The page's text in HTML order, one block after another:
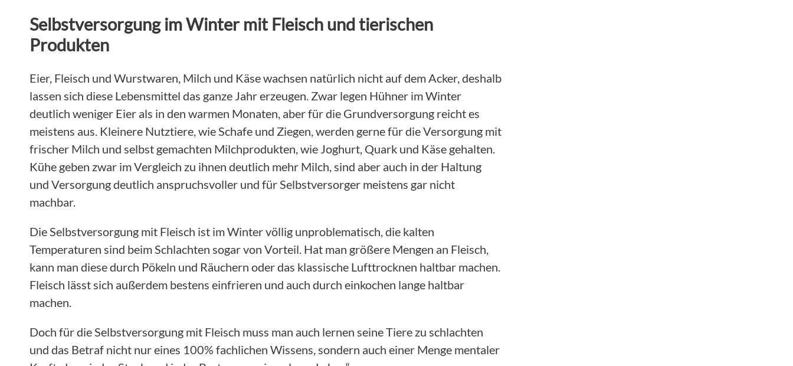
Selbstversorgung im Winter mit Fleisch und tierischen
Produkten
Eier, Fleisch und Wurstwaren, Milch und Käse wachsen natürlich nicht auf dem Acker, deshalb
lassen sich diese Lebensmittel das ganze Jahr erzeugen. Zwar legen Hühner im Winter
deutlich weniger Eier als in den warmen Monaten, aber für die Grundversorgung reicht es
meistens aus. Kleinere Nutztiere, wie Schafe und Ziegen, werden gerne für die Versorgung mit
frischer Milch und selbst gemachten Milchprodukten, wie Joghurt, Quark und Käse gehalten.
Kühe geben zwar im Vergleich zu ihnen deutlich mehr Milch, sind aber auch in der Haltung
und Versorgung deutlich anspruchsvoller und für Selbstversorger meistens gar nicht
machbar.
Die Selbstversorgung mit Fleisch ist im Winter völlig unproblematisch, die kalten
Temperaturen sind beim Schlachten sogar von Vorteil. Hat man größere Mengen an Fleisch,
kann man diese durch Pökeln und Räuchern oder das klassische Lufttrocknen haltbar machen.
Fleisch lässt sich außerdem bestens einfrieren und auch durch einkochen lange haltbar
machen.
Doch für die Selbstversorgung mit Fleisch muss man auch lernen seine Tiere zu schlachten
und das Betraf nicht nur eines 100% fachlichen Wissens, sondern auch einer Menge mentaler